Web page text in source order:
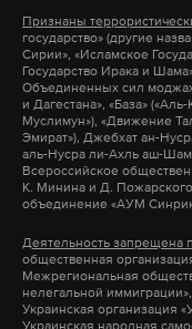
работает
А еще мы
Макс
Дзен
#байден #
Признаны
государство» (другие
Сирии», «Исламское
Государство Ирака и
Объединенных сил
и Дагестана», «База»
Муслимун»), «Движение
Эмират»), Джебхат ан-
аль-Нусра ли-Ахль аш-
Всероссийское
К. Минина и Д.
объединение «АУМ
Деятельность запрещена
общественная
Межрегиональная
нелегальной
Украинская организация
Украинская народная